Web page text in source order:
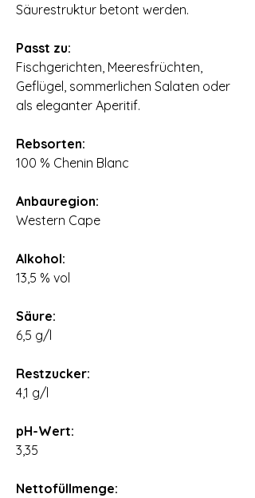
Säurestruktur betont werden.
Passt zu:
Fischgerichten, Meeresfrüchten,
Geflügel, sommerlichen Salaten oder
als eleganter Aperitif.
Rebsorten:
100 % Chenin Blanc
Anbauregion:
Western Cape
Alkohol:
13,5 % vol
Säure:
6,5 g/l
Restzucker:
4,1 g/l
pH-Wert:
3,35
Nettofüllmenge: